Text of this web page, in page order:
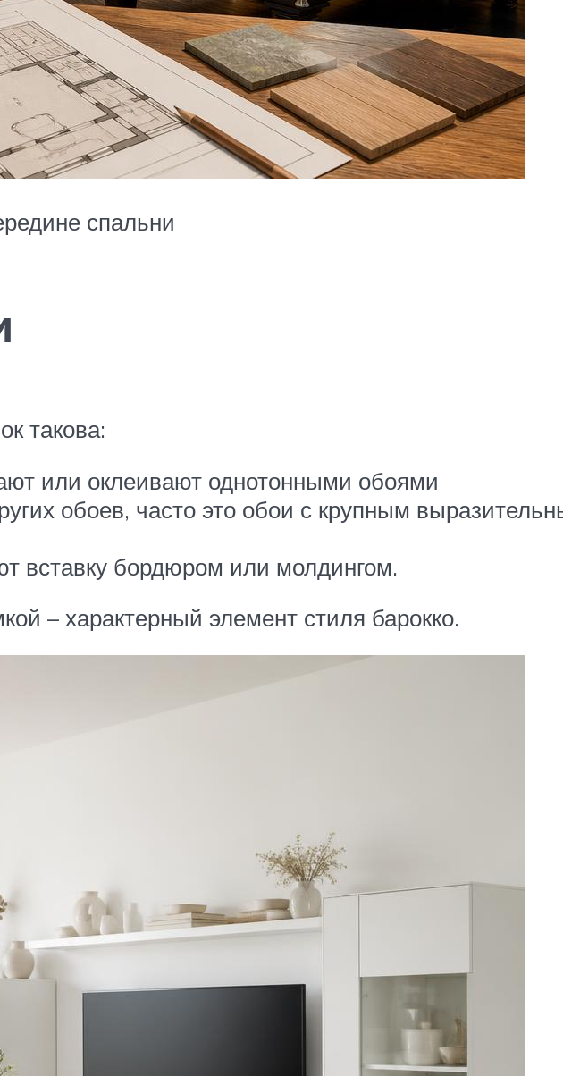
спальни
такова:
или оклеивают однотонными обоями
обоев, часто это обои с крупным
вставку бордюром или молдингом.
– характерный элемент стиля барокко.